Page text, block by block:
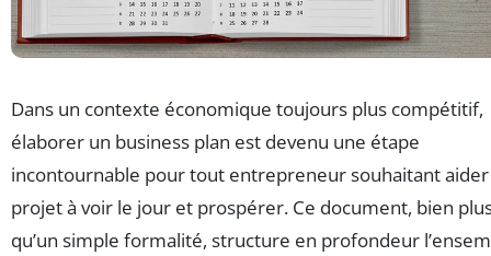
Dans un contexte économique toujours plus compétitif,
élaborer un business plan est devenu une étape
incontournable pour tout entrepreneur souhaitant
projet à voir le jour et prospérer. Ce document, bien
qu’un simple formalité, structure en profondeur